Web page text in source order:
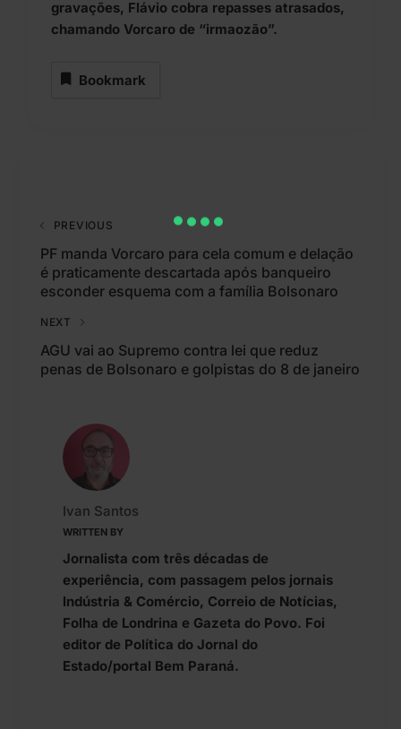
gravações, Flávio cobra repasses atrasados,
chamando Vorcaro de “irmaozão”.
Bookmark
PREVIOUS
PF manda Vorcaro para cela comum e delação
é praticamente descartada após banqueiro
esconder esquema com a família Bolsonaro
NEXT
AGU vai ao Supremo contra lei que reduz
penas de Bolsonaro e golpistas do 8 de janeiro
WRITTEN BY
Ivan Santos
Jornalista com três décadas de
experiência, com passagem pelos jornais
Indústria & Comércio, Correio de Notícias,
Folha de Londrina e Gazeta do Povo. Foi
editor de Política do Jornal do
Estado/portal Bem Paraná.